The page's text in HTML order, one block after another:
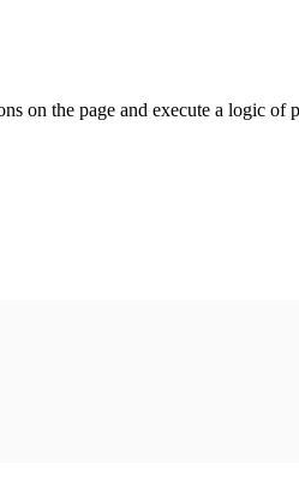
on the page and execute a logic of